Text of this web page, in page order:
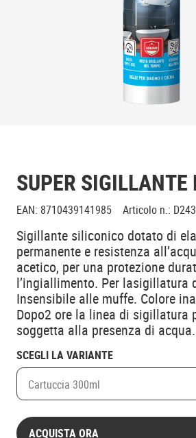
SUPER SIGILLANTE
EAN: 8710439141985 Articolo n.:
Sigillante siliconico dotato di
permanente e resistenza
acetico, per una protezione
l’ingiallimento. Per lasigillatura
Insensibile alle muffe. Colore
Dopo2 ore la linea di sigillatura
soggetta alla presenza di acqua.
SCEGLI LA VARIANTE
Cartuccia 300ml
ACQUISTA ORA